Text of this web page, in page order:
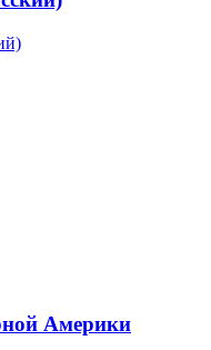
Америки